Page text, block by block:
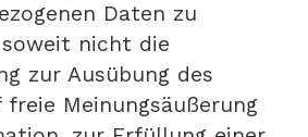
Daten zu
nicht die
zur Ausübung des
freie Meinungsäußerung